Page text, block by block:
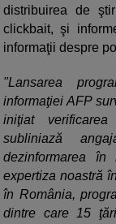
distribuirea de
clickbait, şi
informaţii despre
"Lansarea
informaţiei AFP
iniţiat
subliniază
dezinformarea
expertiza noastră
în România,
dintre care 15